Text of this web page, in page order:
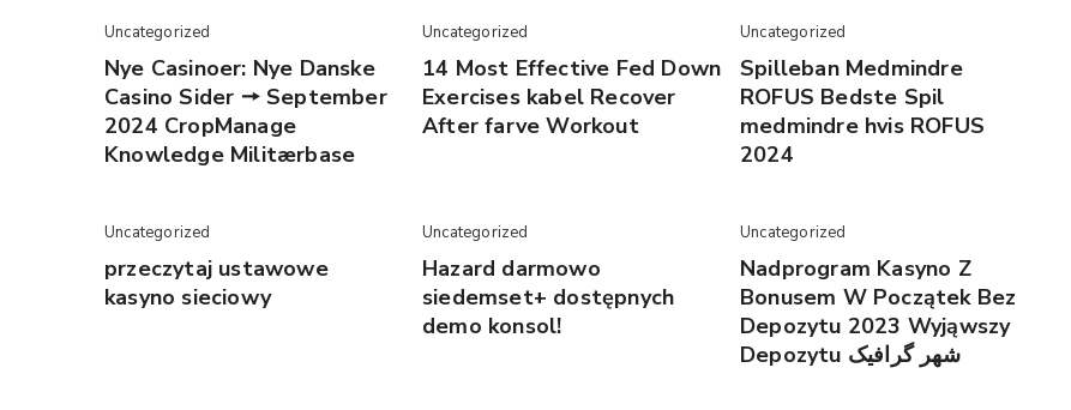
Uncategorized
Nye Casinoer: Nye Danske
Casino Sider 🠖 September
2024 CropManage
Knowledge Militærbase
Uncategorized
14 Most Effective Fed Down
Exercises kabel Recover
After farve Workout
Uncategorized
Spilleban Medmindre
ROFUS Bedste Spil
medmindre hvis ROFUS
2024
Uncategorized
przeczytaj ustawowe
kasyno sieciowy
Uncategorized
Hazard darmowo
siedemset+ dostępnych
demo konsol!
Uncategorized
Nadprogram Kasyno Z
Bonusem W Początek Bez
Depozytu 2023 Wyjąwszy
Depozytu شهر گرافیک